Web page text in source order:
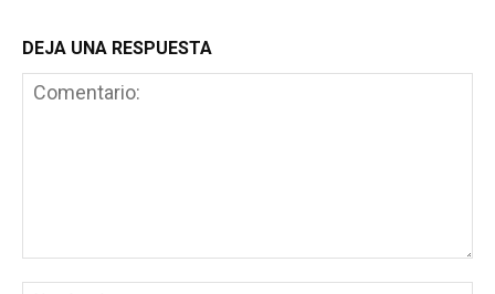
DEJA UNA RESPUESTA